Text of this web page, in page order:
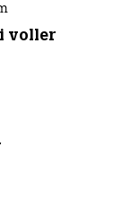
voller